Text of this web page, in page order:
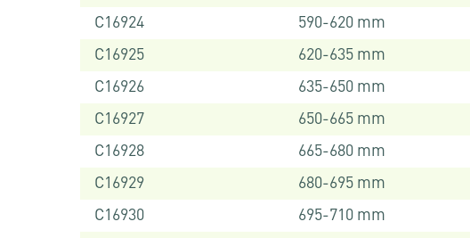
C16924
590-620 mm
C16925
620-635 mm
C16926
635-650 mm
C16927
650-665 mm
C16928
665-680 mm
C16929
680-695 mm
C16930
695-710 mm